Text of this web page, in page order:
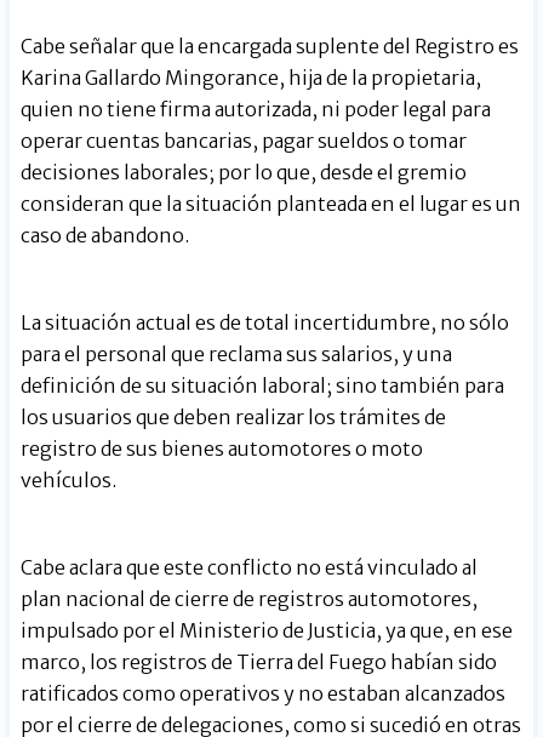
Cabe señalar que la encargada suplente del Registro es
Karina Gallardo Mingorance, hija de la propietaria,
quien no tiene firma autorizada, ni poder legal para
operar cuentas bancarias, pagar sueldos o tomar
decisiones laborales; por lo que, desde el gremio
consideran que la situación planteada en el lugar es un
caso de abandono.
La situación actual es de total incertidumbre, no sólo
para el personal que reclama sus salarios, y una
definición de su situación laboral; sino también para
los usuarios que deben realizar los trámites de
registro de sus bienes automotores o moto
vehículos.
Cabe aclara que este conflicto no está vinculado al
plan nacional de cierre de registros automotores,
impulsado por el Ministerio de Justicia, ya que, en ese
marco, los registros de Tierra del Fuego habían sido
ratificados como operativos y no estaban alcanzados
por el cierre de delegaciones, como si sucedió en otras